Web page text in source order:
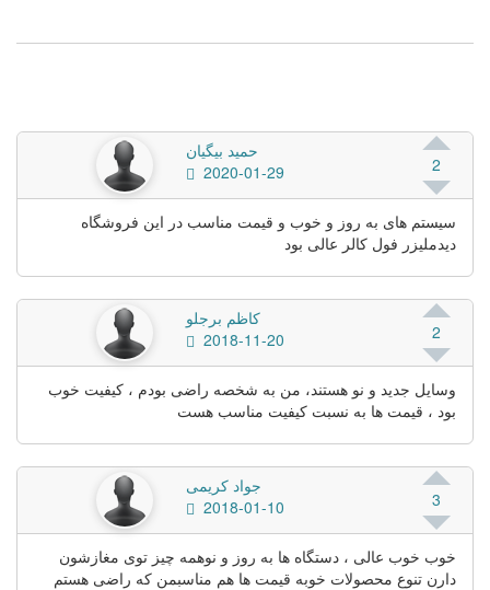
حمید بیگیان
2020-01-29
2
سیستم های به روز و خوب و قیمت مناسب در این فروشگاه
دیدملیزر فول کالر عالی بود
کاظم برجلو
2018-11-20
2
وسایل جدید و نو هستند، من به شخصه راضی بودم ، کیفیت خوب
بود ، قیمت ها به نسبت کیفیت مناسب هست
جواد کریمی
2018-01-10
3
خوب خوب عالی ، دستگاه ها به روز و نوهمه چیز توی مغازشون
دارن تنوع محصولات خوبه قیمت ها هم مناسبمن که راضی هستم